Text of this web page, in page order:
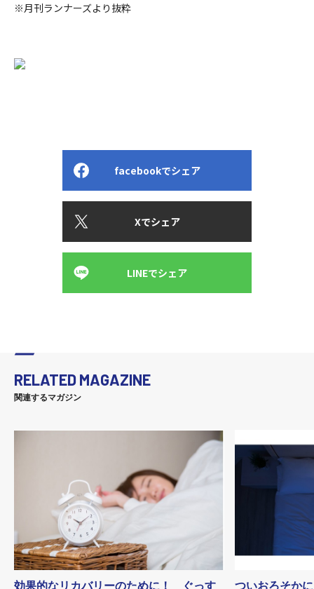
※月刊ランナーズより抜粋
facebookでシェア
Xでシェア
LINEでシェア
RELATED MAGAZINE
関連するマガジン
効果的なリカバリーのために！ ぐっす ついおろそか